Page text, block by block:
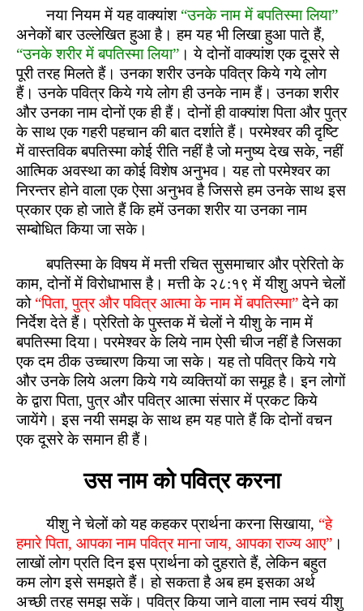
नया नियम में यह वाक्यांश “उनके नाम में बपतिस्मा लिया”
अनेकों बार उल्लेखित हुआ है। हम यह भी लिखा हुआ पाते हैं,
“उनके शरीर में बपतिस्मा लिया” । ये दोनों वाक्यांश एक दूसरे से
पूरी तरह मिलते हैं। उनका शरीर उनके पवित्र किये गये लोग
हैं। उनके पवित्र किये गये लोग ही उनके नाम हैं। उनका शरीर
और उनका नाम दोनों एक ही हैं। दोनों ही वाक्यांश पिता और पुत्र
के साथ एक गहरी पहचान की बात दर्शाते हैं। परमेश्वर की दृष्टि
में वास्तविक बपतिस्मा कोई रीति नहीं है जो मनुष्य देख सके, नहीं
आत्मिक अवस्था का कोई विशेष अनुभव। यह तो परमेश्वर का
निरन्तर होने वाला एक ऐसा अनुभव है जिससे हम उनके साथ इस
प्रकार एक हो जाते हैं कि हमें उनका शरीर या उनका नाम
सम्बोधित किया जा सके।
बपतिस्मा के विषय में मत्ती रचित सुसमाचार और प्रेरितो के
काम, दोनों में विरोधाभास है। मत्ती के २८:१९ में यीशु अपने चेलों
को“पिता, पुत्र और पवित्र आत्मा के नाम में बपतिस्मा”देने का
निर्देश देते हैं। प्रेरितो के पुस्तक में चेलों ने यीशु के नाम में
बपतिस्मा दिया। परमेश्वर के लिये नाम ऐसी चीज नहीं है जिसका
एक दम ठीक उच्चारण किया जा सके। यह तो पवित्र किये गये
और उनके लिये अलग किये गये व्यक्तियों का समूह है। इन लोगों
के द्वारा पिता, पुत्र और पवित्र आत्मा संसार में प्रकट किये
जायेंगे। इस नयी समझ के साथ हम यह पाते हैं कि दोनों वचन
एक दूसरे के समान ही हैं।
उस नाम को पवित्र करना
यीशु ने चेलों को यह कहकर प्रार्थना करना सिखाया, “हे
हमारे पिता, आपका नाम पवित्र माना जाय, आपका राज्य आए” ।
लाखों लोग प्रति दिन इस प्रार्थना को दुहराते हैं, लेकिन बहुत
कम लोग इसे समझते हैं। हो सकता है अब हम इसका अर्थ
अच्छी तरह समझ सकें। पवित्र किया जाने वाला नाम स्वयं यीशु